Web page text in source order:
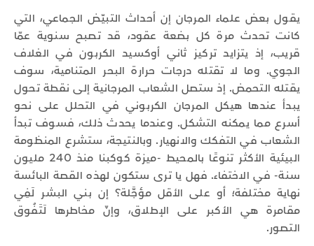
يقول بعض علماء المرجان إن أحداث التبيّض الجماعي، التي
كانت تحدث مرة كل بضعة عقود، قد تصبح سنوية عمّا
قريب، إذ يتزايد تركيز ثاني أوكسيد الكربون في الغلاف
الجوي. وما لا تقتله درجات حرارة البحر المتنامية، سوف
يقتله التحمض. إذ ستصل الشعاب المرجانية إلى نقطة تحول
يبدأ عندها هيكل المرجان الكربوني في التحلل على نحو
أسرع مما يمكنه التشكل. وعندما يحدث ذلك، فسوف تبدأ
الشعاب في التفكك والانهيار. وبالنتيجة، ستشرع المنظومة
البيئية الأكثر تنوعًا بالمحيط -ميزة كوكبنا منذ 240 مليون
سنة- في الاختفاء. فهل يا ترى ستكون لهذه القصة البائسة
نهاية مختلفة؛ أو على الأقل مؤجَّلة؟ إن بني البشر لَفِي
مقامرة هي الأكبر على الإطلاق، وإنّ مخاطرها لَتَفُوق
التصور.